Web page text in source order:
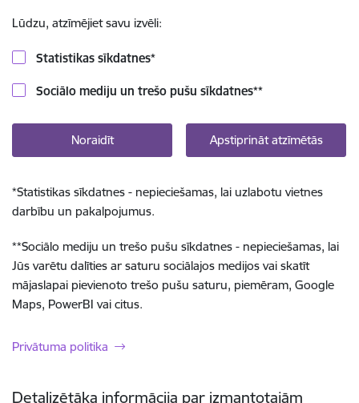
Lūdzu, atzīmējiet savu izvēli:
Statistikas sīkdatnes*
Sociālo mediju un trešo pušu sīkdatnes**
Noraidīt Apstiprināt atzīmētās
*Statistikas sīkdatnes - nepieciešamas, lai uzlabotu vietnes
darbību un pakalpojumus.
**Sociālo mediju un trešo pušu sīkdatnes - nepieciešamas, lai
Jūs varētu dalīties ar saturu sociālajos medijos vai skatīt
mājaslapai pievienoto trešo pušu saturu, piemēram, Google
Maps, PowerBI vai citus.
Privātuma politika
Detalizētāka informācija par izmantotajām